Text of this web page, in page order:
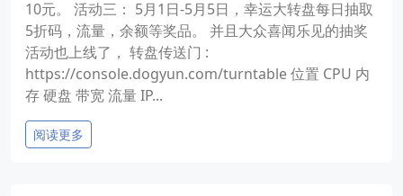
10元。 活动三： 5月1日-5月5日，幸运大转盘每日抽取
5折码，流量，余额等奖品。 并且大众喜闻乐见的抽奖
活动也上线了， 转盘传送门 :
https://console.dogyun.com/turntable 位置 CPU 内
存 硬盘 带宽 流量 IP...
阅读更多